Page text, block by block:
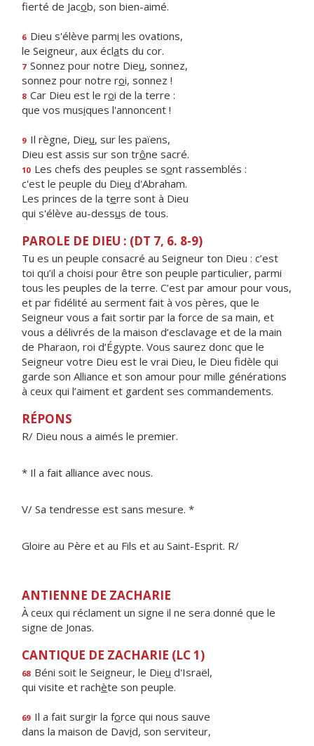
fierté de Jacob, son bien-aimé.
6 Dieu s'élève parmi les ovations,
le Seigneur, aux éclats du cor.
7 Sonnez pour notre Dieu, sonnez,
sonnez pour notre roi, sonnez !
8 Car Dieu est le roi de la terre :
que vos musiques l'annoncent !
9 Il règne, Dieu, sur les païens,
Dieu est assis sur son trône sacré.
10 Les chefs des peuples se sont rassemblés :
c'est le peuple du Dieu d'Abraham.
Les princes de la terre sont à Dieu
qui s'élève au-dessus de tous.
PAROLE DE DIEU : (DT 7, 6. 8-9)
Tu es un peuple consacré au Seigneur ton Dieu : c’est
toi qu’il a choisi pour être son peuple particulier, parmi
tous les peuples de la terre. C’est par amour pour vous,
et par fidélité au serment fait à vos pères, que le
Seigneur vous a fait sortir par la force de sa main, et
vous a délivrés de la maison d’esclavage et de la main
de Pharaon, roi d’Égypte. Vous saurez donc que le
Seigneur votre Dieu est le vrai Dieu, le Dieu fidèle qui
garde son Alliance et son amour pour mille générations
à ceux qui l’aiment et gardent ses commandements.
RÉPONS
R/ Dieu nous a aimés le premier.
* Il a fait alliance avec nous.
V/ Sa tendresse est sans mesure. *
Gloire au Père et au Fils et au Saint-Esprit. R/
ANTIENNE DE ZACHARIE
À ceux qui réclament un signe il ne sera donné que le
signe de Jonas.
CANTIQUE DE ZACHARIE (LC 1)
68 Béni soit le Seigneur, le Dieu d'Israël,
qui visite et rachète son peuple.
69 Il a fait surgir la force qui nous sauve
dans la maison de David, son serviteur,